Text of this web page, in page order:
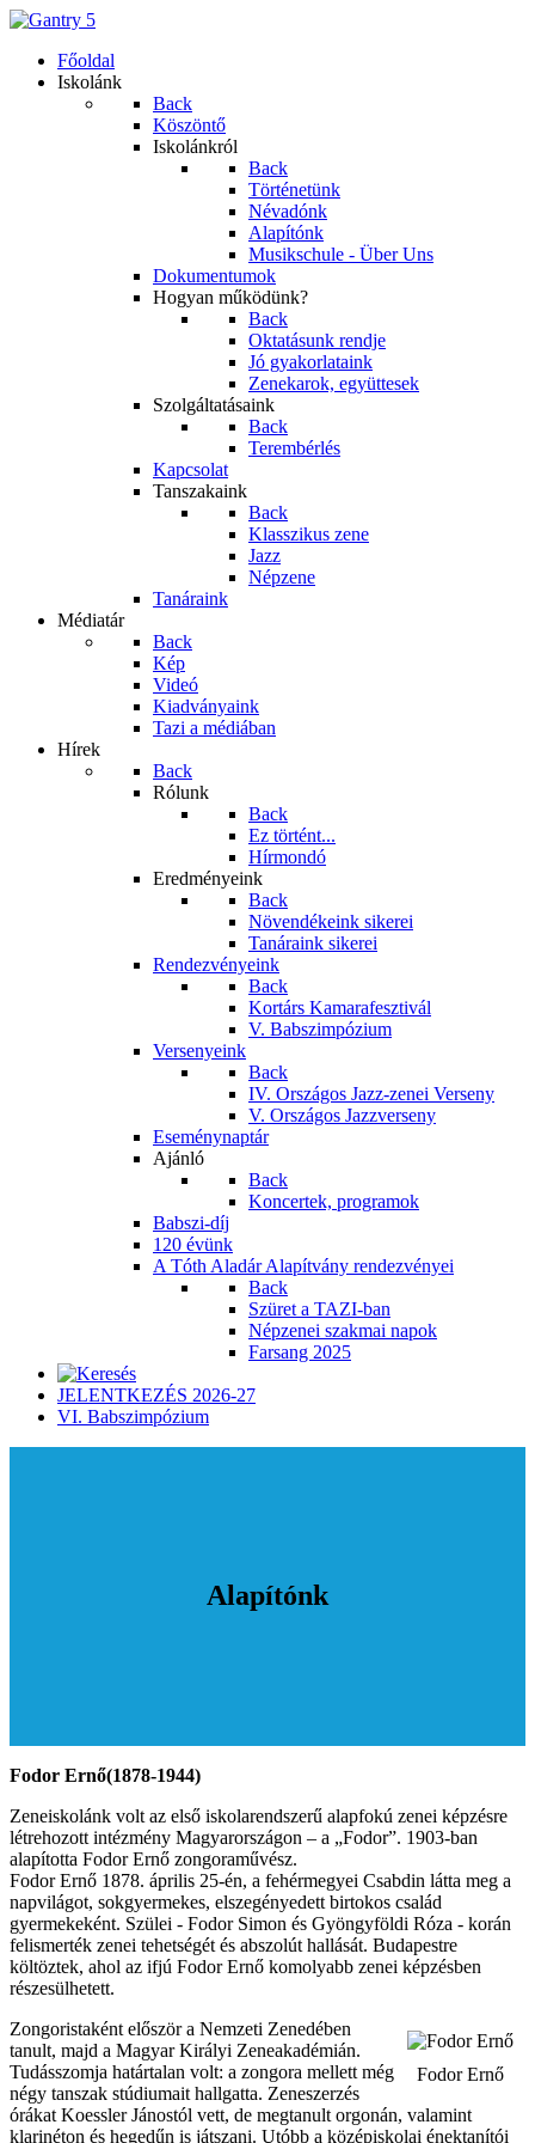
Főoldal
Iskolánk
Back
Köszöntő
Iskolánkról
Back
Történetünk
Névadónk
Alapítónk
Musikschule - Über Uns
Dokumentumok
Hogyan működünk?
Back
Oktatásunk rendje
Jó gyakorlataink
Zenekarok, együttesek
Szolgáltatásaink
Back
Terembérlés
Kapcsolat
Tanszakaink
Back
Klasszikus zene
Jazz
Népzene
Tanáraink
Médiatár
Back
Kép
Videó
Kiadványaink
Tazi a médiában
Hírek
Back
Rólunk
Back
Ez történt...
Hírmondó
Eredményeink
Back
Növendékeink sikerei
Tanáraink sikerei
Rendezvényeink
Back
Kortárs Kamarafesztivál
V. Babszimpózium
Versenyeink
Back
IV. Országos Jazz-zenei Verseny
V. Országos Jazzverseny
Eseménynaptár
Ajánló
Back
Koncertek, programok
Babszi-díj
120 évünk
A Tóth Aladár Alapítvány rendezvényei
Back
Szüret a TAZI-ban
Népzenei szakmai napok
Farsang 2025
JELENTKEZÉS 2026-27
VI. Babszimpózium
Alapítónk
Fodor Ernő(1878-1944)
Zeneiskolánk volt az első iskolarendszerű alapfokú zenei képzésre
létrehozott intézmény Magyarországon – a „Fodor”. 1903-ban
alapította Fodor Ernő zongoraművész.
Fodor Ernő 1878. április 25-én, a fehérmegyei Csabdin látta meg a
napvilágot, sokgyermekes, elszegényedett birtokos család
gyermekeként. Szülei - Fodor Simon és Gyöngyföldi Róza - korán
felismerték zenei tehetségét és abszolút hallását. Budapestre
költöztek, ahol az ifjú Fodor Ernő komolyabb zenei képzésben
részesülhetett.
Fodor Ernő
Zongoristaként először a Nemzeti Zenedében
tanult, majd a Magyar Királyi Zeneakadémián.
Tudásszomja határtalan volt: a zongora mellett még
négy tanszak stúdiumait hallgatta. Zeneszerzés
órákat Koessler Jánostól vett, de megtanult orgonán, valamint
klarinéton és hegedűn is játszani. Utóbb a középiskolai énektanítói